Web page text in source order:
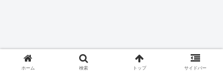
ホーム 検索 トップ サイドバー